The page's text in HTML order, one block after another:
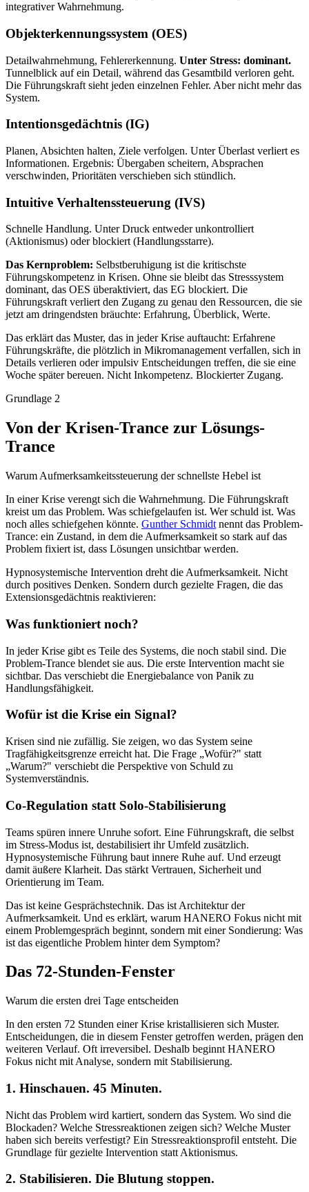
integrativer Wahrnehmung.
Objekterkennungssystem (OES)
Detailwahrnehmung, Fehlererkennung. Unter Stress: dominant.
Tunnelblick auf ein Detail, während das Gesamtbild verloren geht.
Die Führungskraft sieht jeden einzelnen Fehler. Aber nicht mehr das
System.
Intentionsgedächtnis (IG)
Planen, Absichten halten, Ziele verfolgen. Unter Überlast verliert es
Informationen. Ergebnis: Übergaben scheitern, Absprachen
verschwinden, Prioritäten verschieben sich stündlich.
Intuitive Verhaltenssteuerung (IVS)
Schnelle Handlung. Unter Druck entweder unkontrolliert
(Aktionismus) oder blockiert (Handlungsstarre).
Das Kernproblem: Selbstberuhigung ist die kritischste
Führungskompetenz in Krisen. Ohne sie bleibt das Stresssystem
dominant, das OES überaktiviert, das EG blockiert. Die
Führungskraft verliert den Zugang zu genau den Ressourcen, die sie
jetzt am dringendsten bräuchte: Erfahrung, Überblick, Werte.
Das erklärt das Muster, das in jeder Krise auftaucht: Erfahrene
Führungskräfte, die plötzlich in Mikromanagement verfallen, sich in
Details verlieren oder impulsiv Entscheidungen treffen, die sie eine
Woche später bereuen. Nicht Inkompetenz. Blockierter Zugang.
Grundlage 2
Von der Krisen-Trance zur Lösungs-
Trance
Warum Aufmerksamkeitssteuerung der schnellste Hebel ist
In einer Krise verengt sich die Wahrnehmung. Die Führungskraft
kreist um das Problem. Was schiefgelaufen ist. Wer schuld ist. Was
noch alles schiefgehen könnte. Gunther Schmidt nennt das Problem-
Trance: ein Zustand, in dem die Aufmerksamkeit so stark auf das
Problem fixiert ist, dass Lösungen unsichtbar werden.
Hypnosystemische Intervention dreht die Aufmerksamkeit. Nicht
durch positives Denken. Sondern durch gezielte Fragen, die das
Extensionsgedächtnis reaktivieren:
Was funktioniert noch?
In jeder Krise gibt es Teile des Systems, die noch stabil sind. Die
Problem-Trance blendet sie aus. Die erste Intervention macht sie
sichtbar. Das verschiebt die Energiebalance von Panik zu
Handlungsfähigkeit.
Wofür ist die Krise ein Signal?
Krisen sind nie zufällig. Sie zeigen, wo das System seine
Tragfähigkeitsgrenze erreicht hat. Die Frage „Wofür?" statt
„Warum?" verschiebt die Perspektive von Schuld zu
Systemverständnis.
Co-Regulation statt Solo-Stabilisierung
Teams spüren innere Unruhe sofort. Eine Führungskraft, die selbst
im Stress-Modus ist, destabilisiert ihr Umfeld zusätzlich.
Hypnosystemische Führung baut innere Ruhe auf. Und erzeugt
damit äußere Klarheit. Das stärkt Vertrauen, Sicherheit und
Orientierung im Team.
Das ist keine Gesprächstechnik. Das ist Architektur der
Aufmerksamkeit. Und es erklärt, warum HANERO Fokus nicht mit
einem Problemgespräch beginnt, sondern mit einer Sondierung: Was
ist das eigentliche Problem hinter dem Symptom?
Das 72-Stunden-Fenster
Warum die ersten drei Tage entscheiden
In den ersten 72 Stunden einer Krise kristallisieren sich Muster.
Entscheidungen, die in diesem Fenster getroffen werden, prägen den
weiteren Verlauf. Oft irreversibel. Deshalb beginnt HANERO
Fokus nicht mit Analyse, sondern mit Stabilisierung.
1. Hinschauen. 45 Minuten.
Nicht das Problem wird kartiert, sondern das System. Wo sind die
Blockaden? Welche Stressreaktionen zeigen sich? Welche Muster
haben sich bereits verfestigt? Ein Stressreaktionsprofil entsteht. Die
Grundlage für gezielte Intervention statt Aktionismus.
2. Stabilisieren. Die Blutung stoppen.